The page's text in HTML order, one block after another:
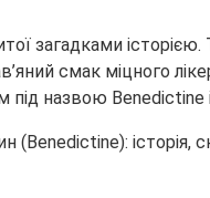
загадками історією.
смак міцного
назвою